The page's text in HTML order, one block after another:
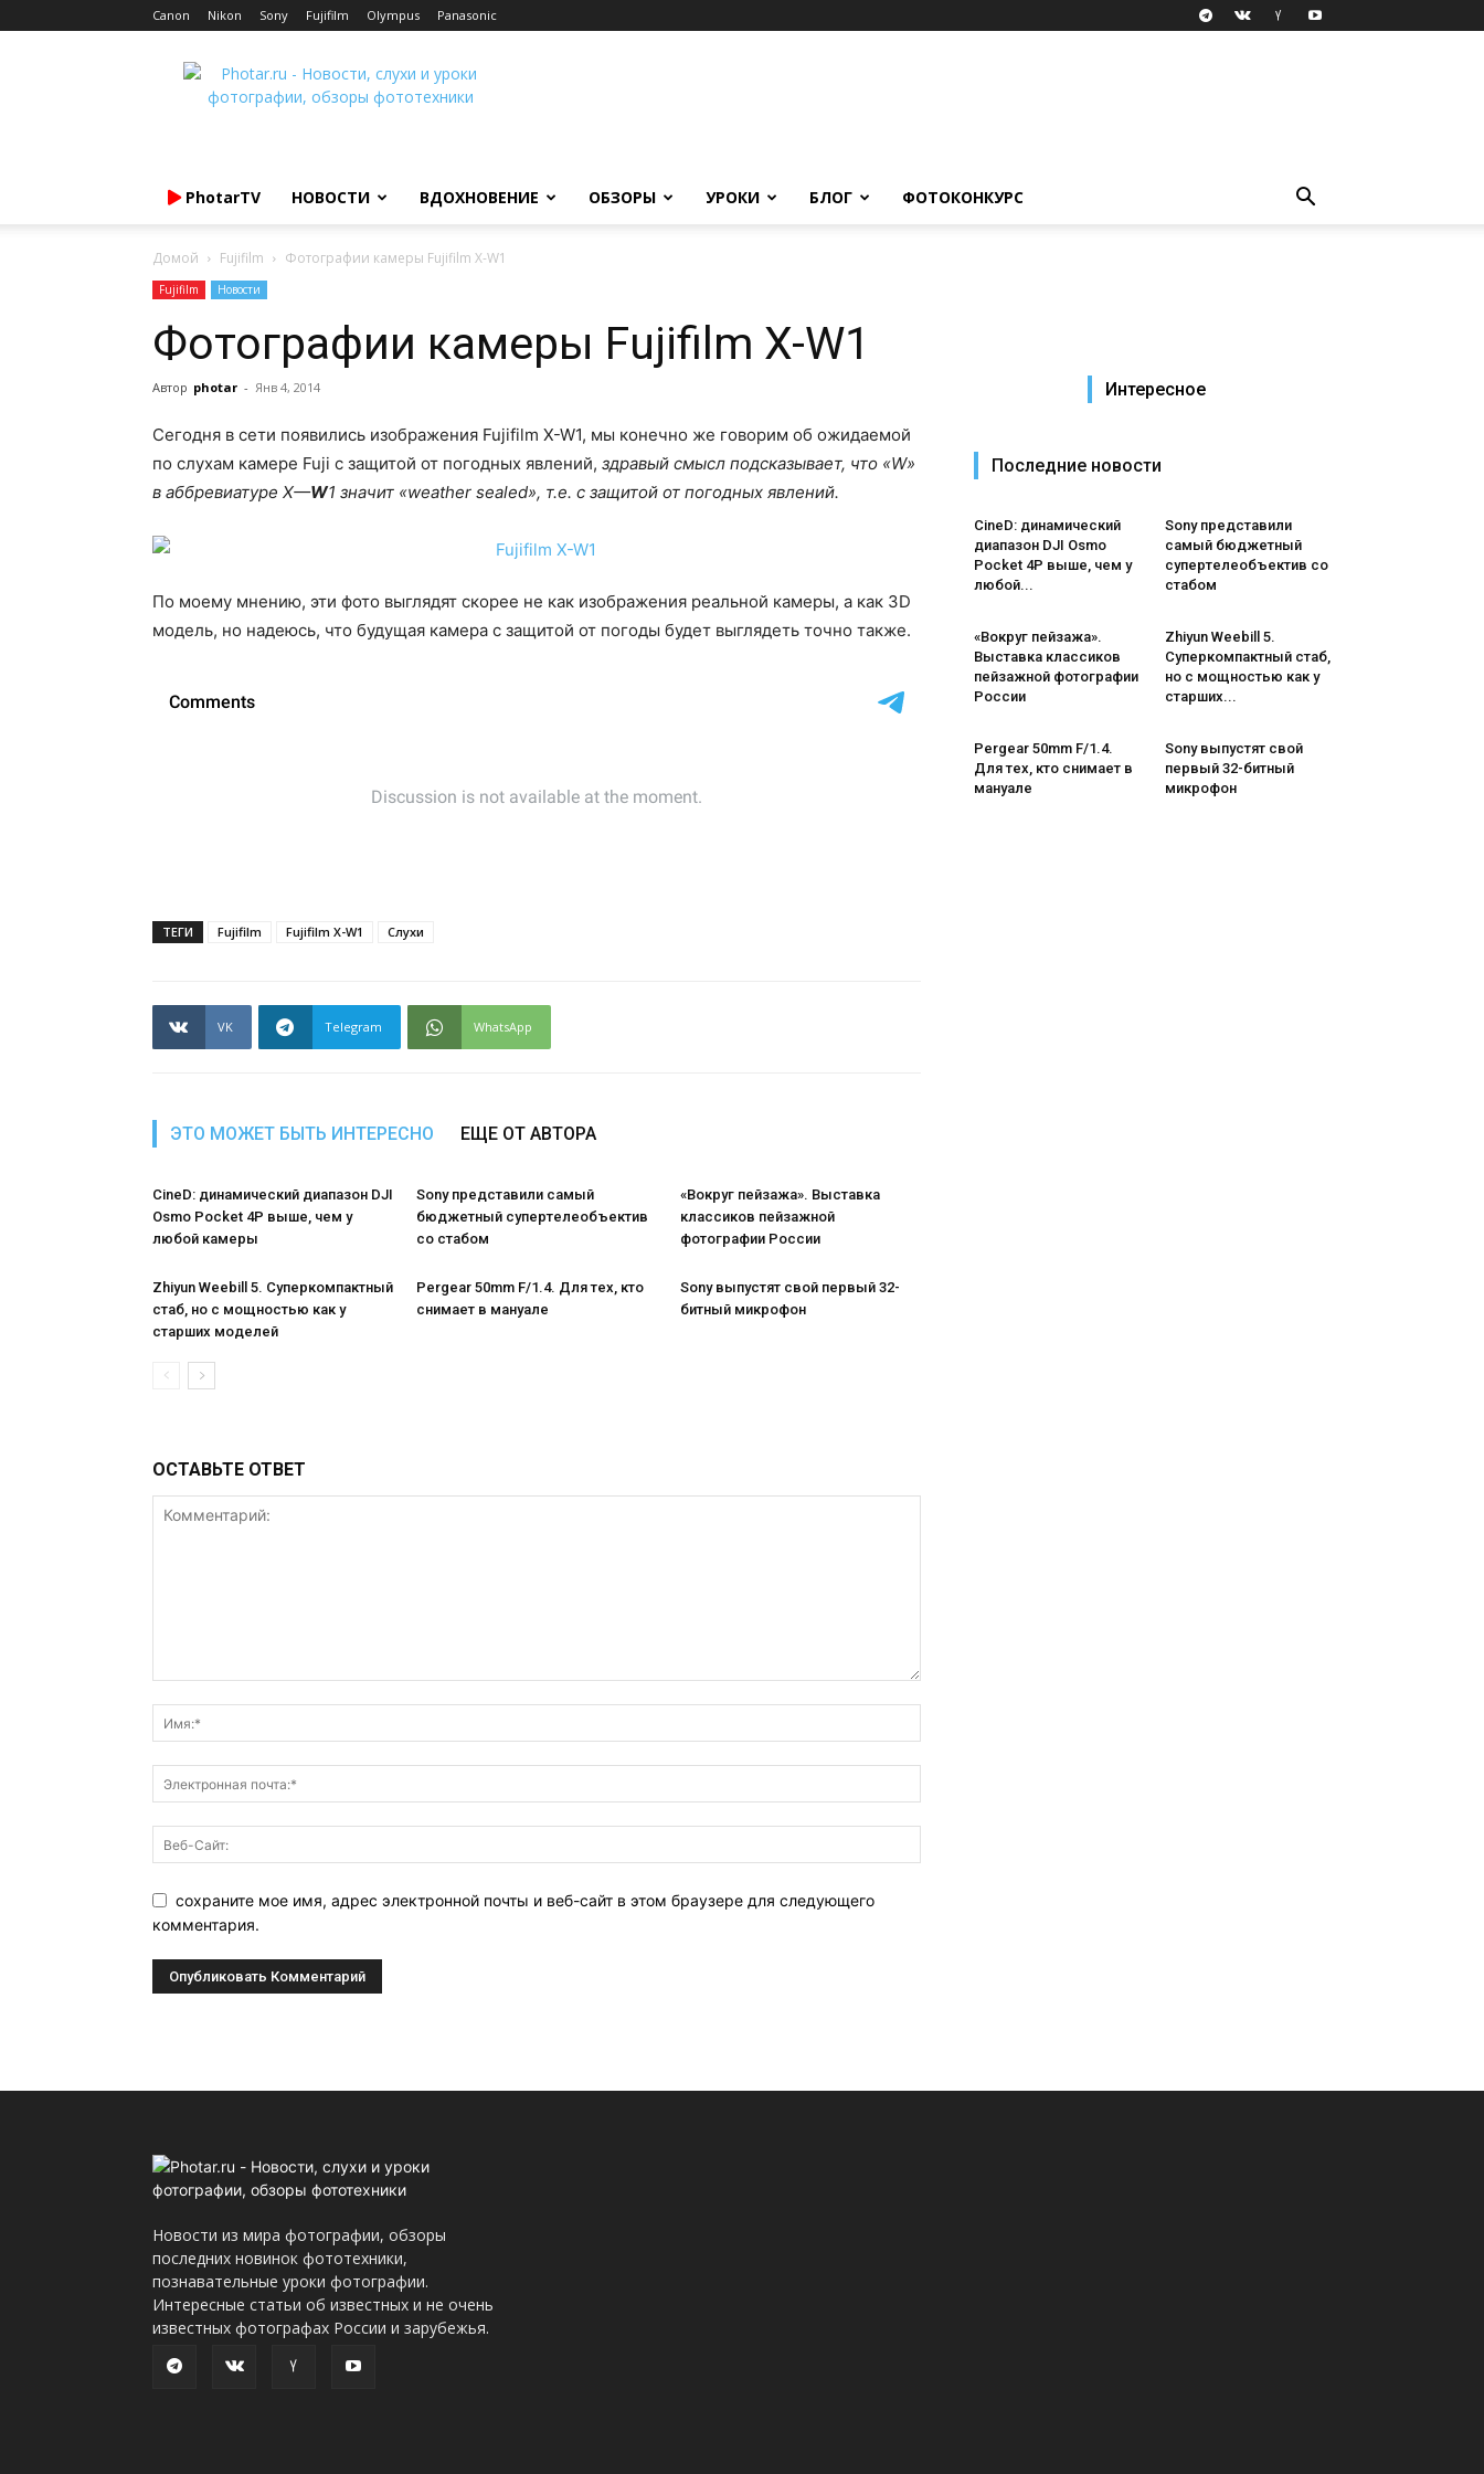
Canon Nikon Sony Fujifilm Olympus Panasonic
Photar.ru
PhotarTV НОВОСТИ ВДОХНОВЕНИЕ ОБЗОРЫ УРОКИ БЛОГ ФОТОКОНКУРС
Домой Fujifilm Фотографии камеры Fujifilm X-W1
Fujifilm Новости
Фотографии камеры Fujifilm X-W1
Автор photar - Янв 4, 2014
Сегодня в сети появились изображения Fujifilm X-W1, мы конечно же говорим об ожидаемой
по слухам камере Fuji с защитой от погодных явлений, здравый смысл подсказывает, что «W»
в аббревиатуре X—W1 значит «weather sealed», т.е. с защитой от погодных явлений.
По моему мнению, эти фото выглядят скорее не как изображения реальной камеры, а как 3D
модель, но надеюсь, что будущая камера с защитой от погоды будет выглядеть точно также.
ТЕГИ Fujifilm Fujifilm X-W1 Слухи
VK Telegram WhatsApp
ЭТО МОЖЕТ БЫТЬ ИНТЕРЕСНО ЕЩЕ ОТ АВТОРА
CineD: динамический диапазон DJI
Osmo Pocket 4P выше, чем у
любой камеры
Sony представили самый
бюджетный супертелеобъектив
со стабом
«Вокруг пейзажа». Выставка
классиков пейзажной
фотографии России
Zhiyun Weebill 5. Cуперкомпактный
стаб, но с мощностью как у
старших моделей
Pergear 50mm F/1.4. Для тех, кто
снимает в мануале
Sony выпустят свой первый 32-
битный микрофон
ОСТАВЬТЕ ОТВЕТ
сохраните мое имя, адрес электронной почты и веб-сайт в этом браузере для следующего
комментария.
Интересное
Последние новости
CineD: динамический
диапазон DJI Osmo
Pocket 4P выше, чем у
любой...
Sony представили
самый бюджетный
супертелеобъектив со
стабом
«Вокруг пейзажа».
Выставка классиков
пейзажной фотографии
России
Zhiyun Weebill 5.
Cуперкомпактный стаб,
но с мощностью как у
старших...
Pergear 50mm F/1.4.
Для тех, кто снимает в
мануале
Sony выпустят свой
первый 32-битный
микрофон
Новости из мира фотографии, обзоры
последних новинок фототехники,
познавательные уроки фотографии.
Интересные статьи об известных и не очень
известных фотографах России и зарубежья.